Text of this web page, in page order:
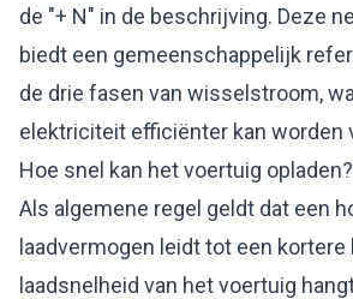
de "+ N" in de beschrijving. Deze
biedt een gemeenschappelijk
de drie fasen van wisselstroom,
elektriciteit efficiënter kan worden
Hoe snel kan het voertuig opladen?
Als algemene regel geldt dat een
laadvermogen leidt tot een kortere
laadsnelheid van het voertuig